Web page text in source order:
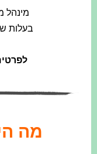
מינהל
בעלות של 20 ש"ח -
לפרטים
מה